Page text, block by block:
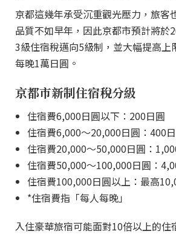
京都這幾年承受沉重觀光壓力，旅客
品質不如早年，因此京都市預計將於
3級住宿稅邁向5級制，並大幅提高上
每晚1萬日圓。
京都市新制住宿稅分級
住宿費6,000日圓以下：200日圓
住宿費6,000～20,000日圓：400
住宿費20,000～50,000日圓：
住宿費50,000～100,000日圓：
住宿費100,000日圓以上：最高
*住宿費指「每人每晚」
入住豪華旅宿可能面對10倍以上的住